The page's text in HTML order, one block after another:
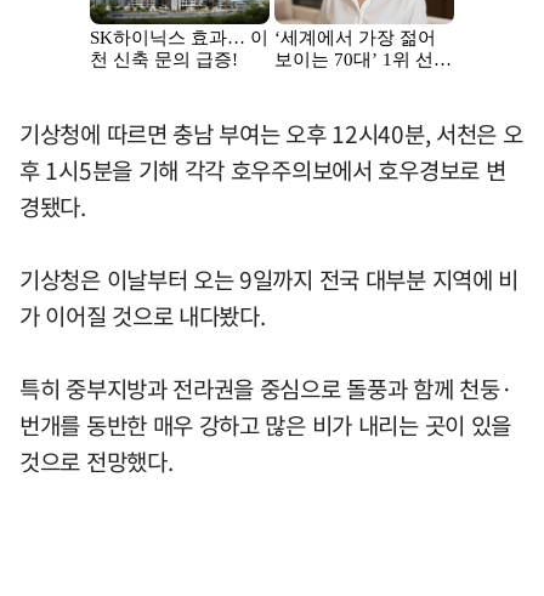
기상청에 따르면 충남 부여는 오후 12시40분, 서천은 오
후 1시5분을 기해 각각 호우주의보에서 호우경보로 변
경됐다.
기상청은 이날부터 오는 9일까지 전국 대부분 지역에 비
가 이어질 것으로 내다봤다.
특히 중부지방과 전라권을 중심으로 돌풍과 함께 천둥·
번개를 동반한 매우 강하고 많은 비가 내리는 곳이 있을
것으로 전망했다.